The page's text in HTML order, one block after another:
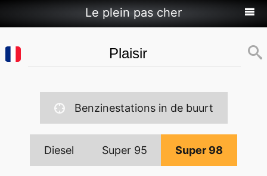
Le plein pas cher
Benzinestations in de buurt
Diesel Super 95 Super 98